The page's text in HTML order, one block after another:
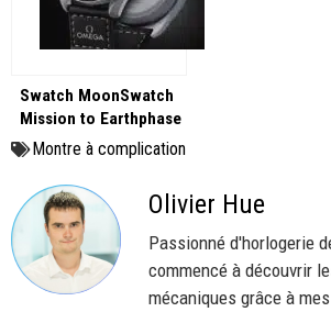
Swatch MoonSwatch
Mission to Earthphase
: à la découverte de la
phase de Terre !
Montre à complication
Olivier Hue
Passionné d'horlogerie
commencé à découvrir
mécaniques grâce à